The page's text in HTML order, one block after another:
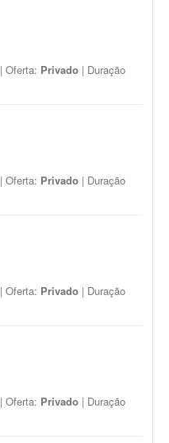
| Oferta: Privado | Duração
| Oferta: Privado | Duração
| Oferta: Privado | Duração
| Oferta: Privado | Duração